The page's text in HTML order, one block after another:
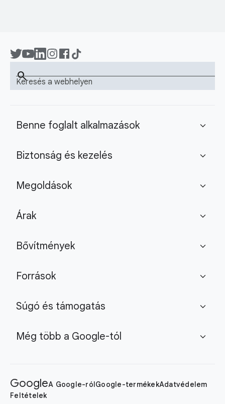
Keresés a webhelyen
search
Benne foglalt alkalmazások expand_more
Biztonság és kezelés expand_more
Megoldások expand_more
Árak expand_more
Bővítmények expand_more
Források expand_more
Súgó és támogatás expand_more
Még több a Google-tól expand_more
GoogleA Google-rólGoogle-termékekAdatvédelem
Feltételek